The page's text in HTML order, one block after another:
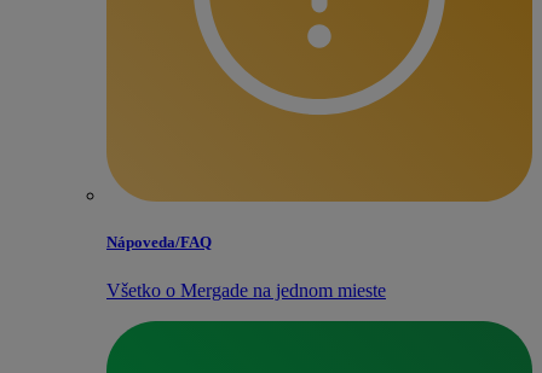
Nápoveda/​FAQ
Všetko o Mergade na jednom mieste